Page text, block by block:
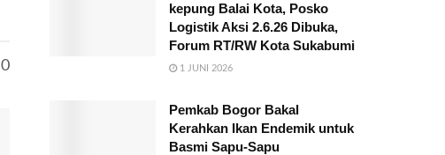
0
kepung Balai Kota, Posko
Logistik Aksi 2.6.26 Dibuka,
Forum RT/RW Kota Sukabumi
1 JUNI 2026
Pemkab Bogor Bakal
Kerahkan Ikan Endemik untuk
Basmi Sapu-Sapu